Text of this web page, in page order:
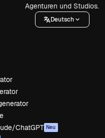
Agenturen und Studios.
Deutsch
ChatGPT Neu